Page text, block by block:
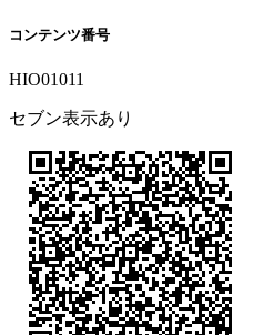
コンテンツ番号
HIO01011
セブン表示あり